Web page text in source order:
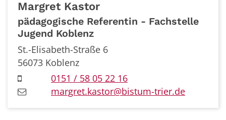
Margret Kastor
pädagogische Referentin - Fachstelle
Jugend Koblenz
St.-Elisabeth-Straße 6
56073 Koblenz
0151 / 58 05 22 16
margret.kastor@bistum-trier.de